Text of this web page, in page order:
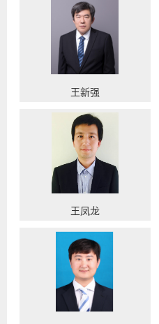
王新强
王凤龙